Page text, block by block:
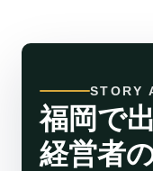
STORY
福岡で
経営者